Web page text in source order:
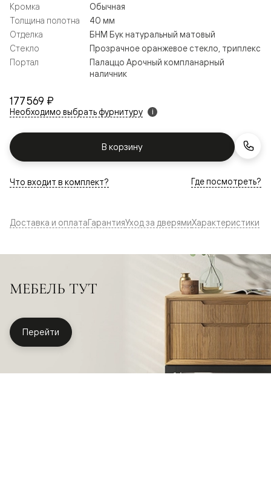
177 569 ₽
Необходимо выбрать фурнитуру i
В корзину
Кромка
Обычная
Толщина полотна
40 мм
Отделка
БНМ Бук натуральный матовый
Стекло
Прозрачное оранжевое стекло, триплекс
Портал
Палаццо Арочный компланарный
наличник
Что входит в комплект? Где посмотреть?
Доставка и оплатаГарантияУход за дверямиХарактеристики
МЕБЕЛЬ ТУТ
Перейти